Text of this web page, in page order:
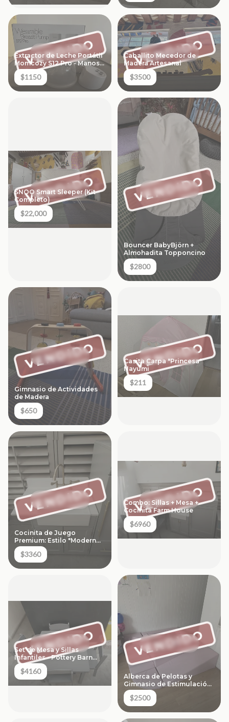
VENDIDO
Extractor de Leche Portátil
Momcozy S12 Pro - Manos
Libres
$1150
VENDIDO
Caballito Mecedor de
Madera Artesanal
$3500
VENDIDO
SNOO Smart Sleeper (Kit
Completo)
$22,000
VENDIDO
Bouncer BabyBjörn +
Almohadita Topponcino
$2800
VENDIDO
Gimnasio de Actividades
de Madera
$650
VENDIDO
Casita Carpa "Princesa"
Nayumi
$211
VENDIDO
Cocinita de Juego
Premium: Estilo "Modern
Farmhouse"
$3360
VENDIDO
Combo: Sillas + Mesa +
Cocinita Farm House
$6960
VENDIDO
Set de Mesa y Sillas
Infantiles - Pottery Barn
Kids (Línea Carolina)
$4160
VENDIDO
Alberca de Pelotas y
Gimnasio de Estimulación
Temprana - Crece
$2500